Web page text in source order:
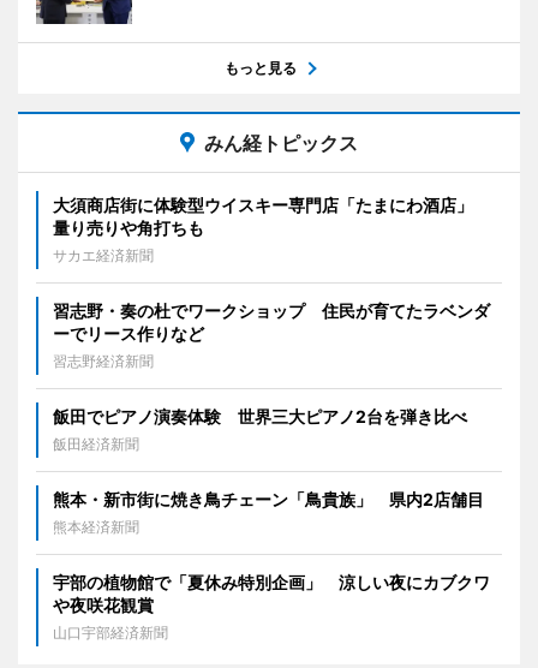
もっと見る
みん経トピックス
大須商店街に体験型ウイスキー専門店「たまにわ酒店」
量り売りや角打ちも
サカエ経済新聞
習志野・奏の杜でワークショップ 住民が育てたラベンダ
ーでリース作りなど
習志野経済新聞
飯田でピアノ演奏体験 世界三大ピアノ2台を弾き比べ
飯田経済新聞
熊本・新市街に焼き鳥チェーン「鳥貴族」 県内2店舗目
熊本経済新聞
宇部の植物館で「夏休み特別企画」 涼しい夜にカブクワ
や夜咲花観賞
山口宇部経済新聞